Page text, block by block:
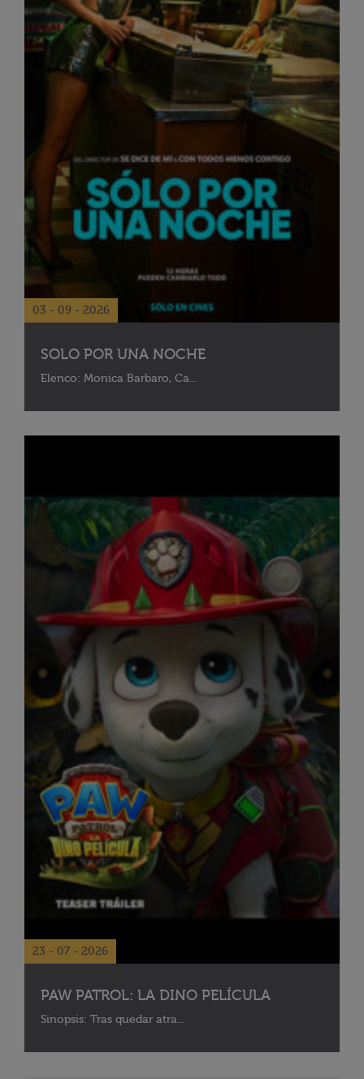
03 - 09 - 2026
SOLO POR UNA NOCHE
Elenco: Monica Barbaro, Ca...
23 - 07 - 2026
PAW PATROL: LA DINO PELÍCULA
Sinopsis: Tras quedar atra...